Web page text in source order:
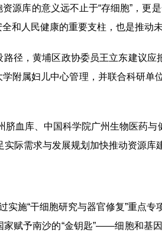
库的意义远不止于“存细胞”，更
和人民健康的重要支柱，也是推动
，黄埔区政协委员王立东建议应
附属妇儿中心管理，并联合科研单
库、中国科学院广州生物医药与
实际需求与发展规划加快推动资源库
施“干细胞研究与器官修复”重点专
赋予南沙的“金钥匙”——细胞和基